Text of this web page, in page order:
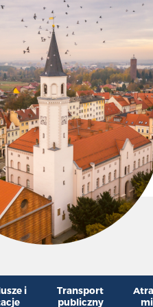
i
Transport
publiczny